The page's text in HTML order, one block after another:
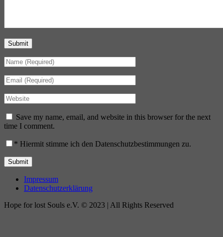
Submit
Save my name, email, and website in this browser for the next
time I comment.
* Hiermit stimme ich den Datenschutzbestimmungen zu.
Impressum
Datenschutzerklärung
Hope for lost Souls e.V. © 2023 | All Rights Reserved